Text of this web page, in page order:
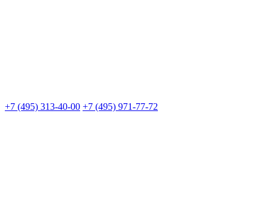
+7 (495) 313-40-00 +7 (495) 971-77-72